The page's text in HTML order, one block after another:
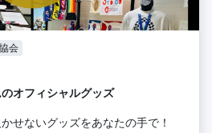
会
オフィシャルグッズ
せないグッズをあなたの手で！